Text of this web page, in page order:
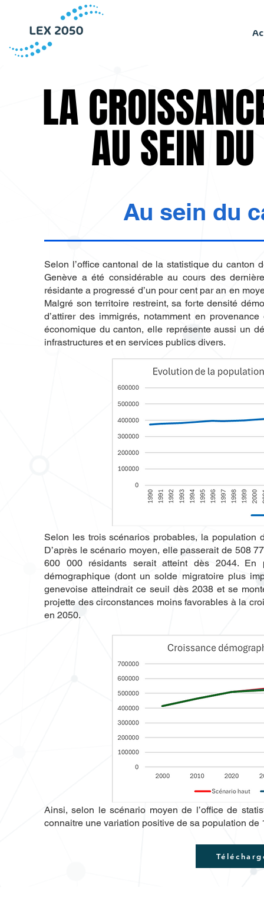
LA
AU SEIN
LA
AU SEIN
Au sein du
Selon l’office cantonal de la statistique du
Genève a été considérable au cours des
résidante a progressé d’un pour cent par an en
Malgré son territoire restreint, sa forte densité
d’attirer des immigrés, notamment en
économique du canton, elle représente aussi un
infrastructures et en services publics divers.
Selon les trois scénarios probables, la population
D’après le scénario moyen, elle passerait de 508
600 000 résidants serait atteint dès 2044. En
démographique (dont un solde migratoire plus
genevoise atteindrait ce seuil dès 2038 et se
projette des circonstances moins favorables à la
en 2050.
Ainsi, selon le scénario moyen de l’office de
connaitre une variation positive de sa population